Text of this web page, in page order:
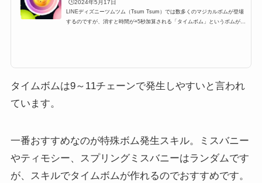
🕒️2024年5月17日
LINEディズニーツムツム（Tsum Tsum）では数多くのマジカルボムが登場
するのですが、消すと時間が+5秒加算される「タイムボム」というボムが登
ム一覧や出し方のコツです。...
タイムボムは9～11チェーンで発生しやすいと言われ
ています。
一番おすすめなのが特殊ボム発生スキル。ミスバニー
やティモシー、スプリングミスバニーはランダムです
が、スキルでタイムボムが作れるのでおすすめです。